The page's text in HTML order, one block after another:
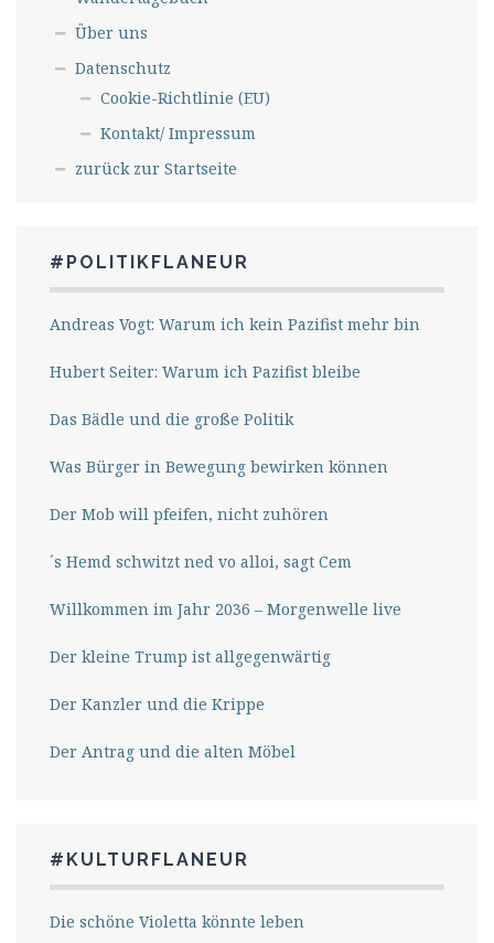
Über uns
Datenschutz
Cookie-Richtlinie (EU)
Kontakt/ Impressum
zurück zur Startseite
#POLITIKFLANEUR
Andreas Vogt: Warum ich kein Pazifist mehr bin
Hubert Seiter: Warum ich Pazifist bleibe
Das Bädle und die große Politik
Was Bürger in Bewegung bewirken können
Der Mob will pfeifen, nicht zuhören
´s Hemd schwitzt ned vo alloi, sagt Cem
Willkommen im Jahr 2036 – Morgenwelle live
Der kleine Trump ist allgegenwärtig
Der Kanzler und die Krippe
Der Antrag und die alten Möbel
#KULTURFLANEUR
Die schöne Violetta könnte leben